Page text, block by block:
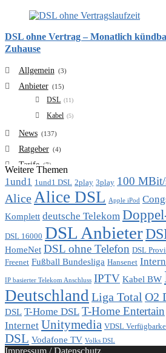
DSL ohne Vertrag – Monatlich
Zuhause
Allgemein (3)
Anbieter (15)
DSL (11)
Kabel (5)
News (137)
Ratgeber (4)
Tarife (7)
VDSL (6)
Vergleich (7)
Weitere Themen
1und1 1und1 DSL 2play 3play 100
AliceAlice DSL Apple iPod
Komplett deutsche Telekom
DSL 16000 DSL Anbieter
HomeNet DSL ohne Telefon DSL
Freenet Fußball Bundesliga Hansenet
IP basierter Telekom Anschluss IPTV Kabel BW
Deutschland Liga Total O2
DSL T-Home DSL T-Home Entertain
Internet Unitymedia VDSL
DSL Vodafone TV Volks DSL
Impressum / Datenschutz